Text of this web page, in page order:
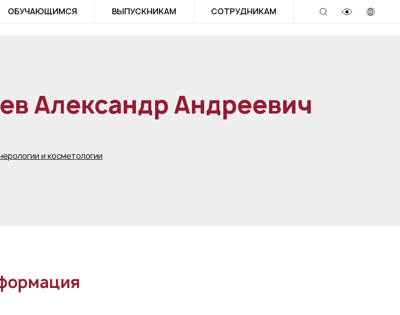
ОБУЧАЮЩИМСЯ ВЫПУСКНИКАМ СОТРУДНИКАМ
Александр Андреевич
и косметологии